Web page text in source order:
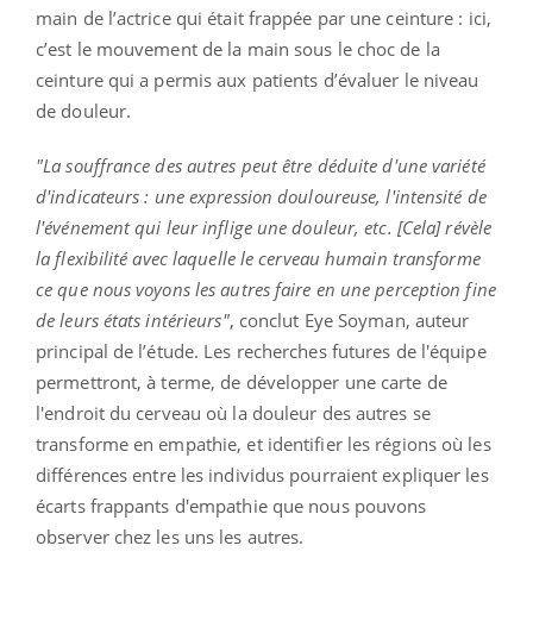
main de l’actrice qui était frappée par une ceinture : ici,
c’est le mouvement de la main sous le choc de la
ceinture qui a permis aux patients d’évaluer le niveau
de douleur.
"La souffrance des autres peut être déduite d'une variété
d'indicateurs : une expression douloureuse, l'intensité de
l'événement qui leur inflige une douleur, etc. [Cela] révèle
la flexibilité avec laquelle le cerveau humain transforme
ce que nous voyons les autres faire en une perception fine
de leurs états intérieurs", conclut Eye Soyman, auteur
principal de l’étude. Les recherches futures de l'équipe
permettront, à terme, de développer une carte de
l'endroit du cerveau où la douleur des autres se
transforme en empathie, et identifier les régions où les
différences entre les individus pourraient expliquer les
écarts frappants d'empathie que nous pouvons
observer chez les uns les autres.